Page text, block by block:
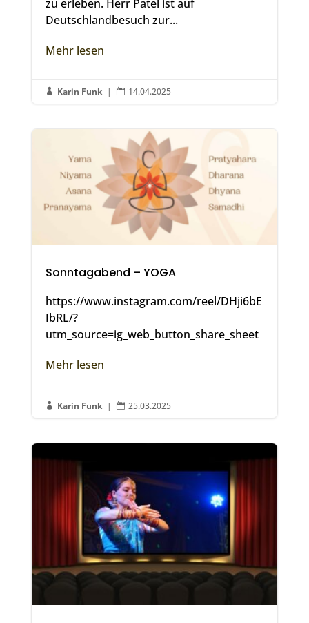
zu erleben. Herr Patel ist auf
Deutschlandbesuch zur...
Mehr lesen
 Karin Funk |  14.04.2025
Sonntagabend – YOGA
https://www.instagram.com/reel/DHji6bE
IbRL/?
utm_source=ig_web_button_share_sheet
Mehr lesen
 Karin Funk |  25.03.2025